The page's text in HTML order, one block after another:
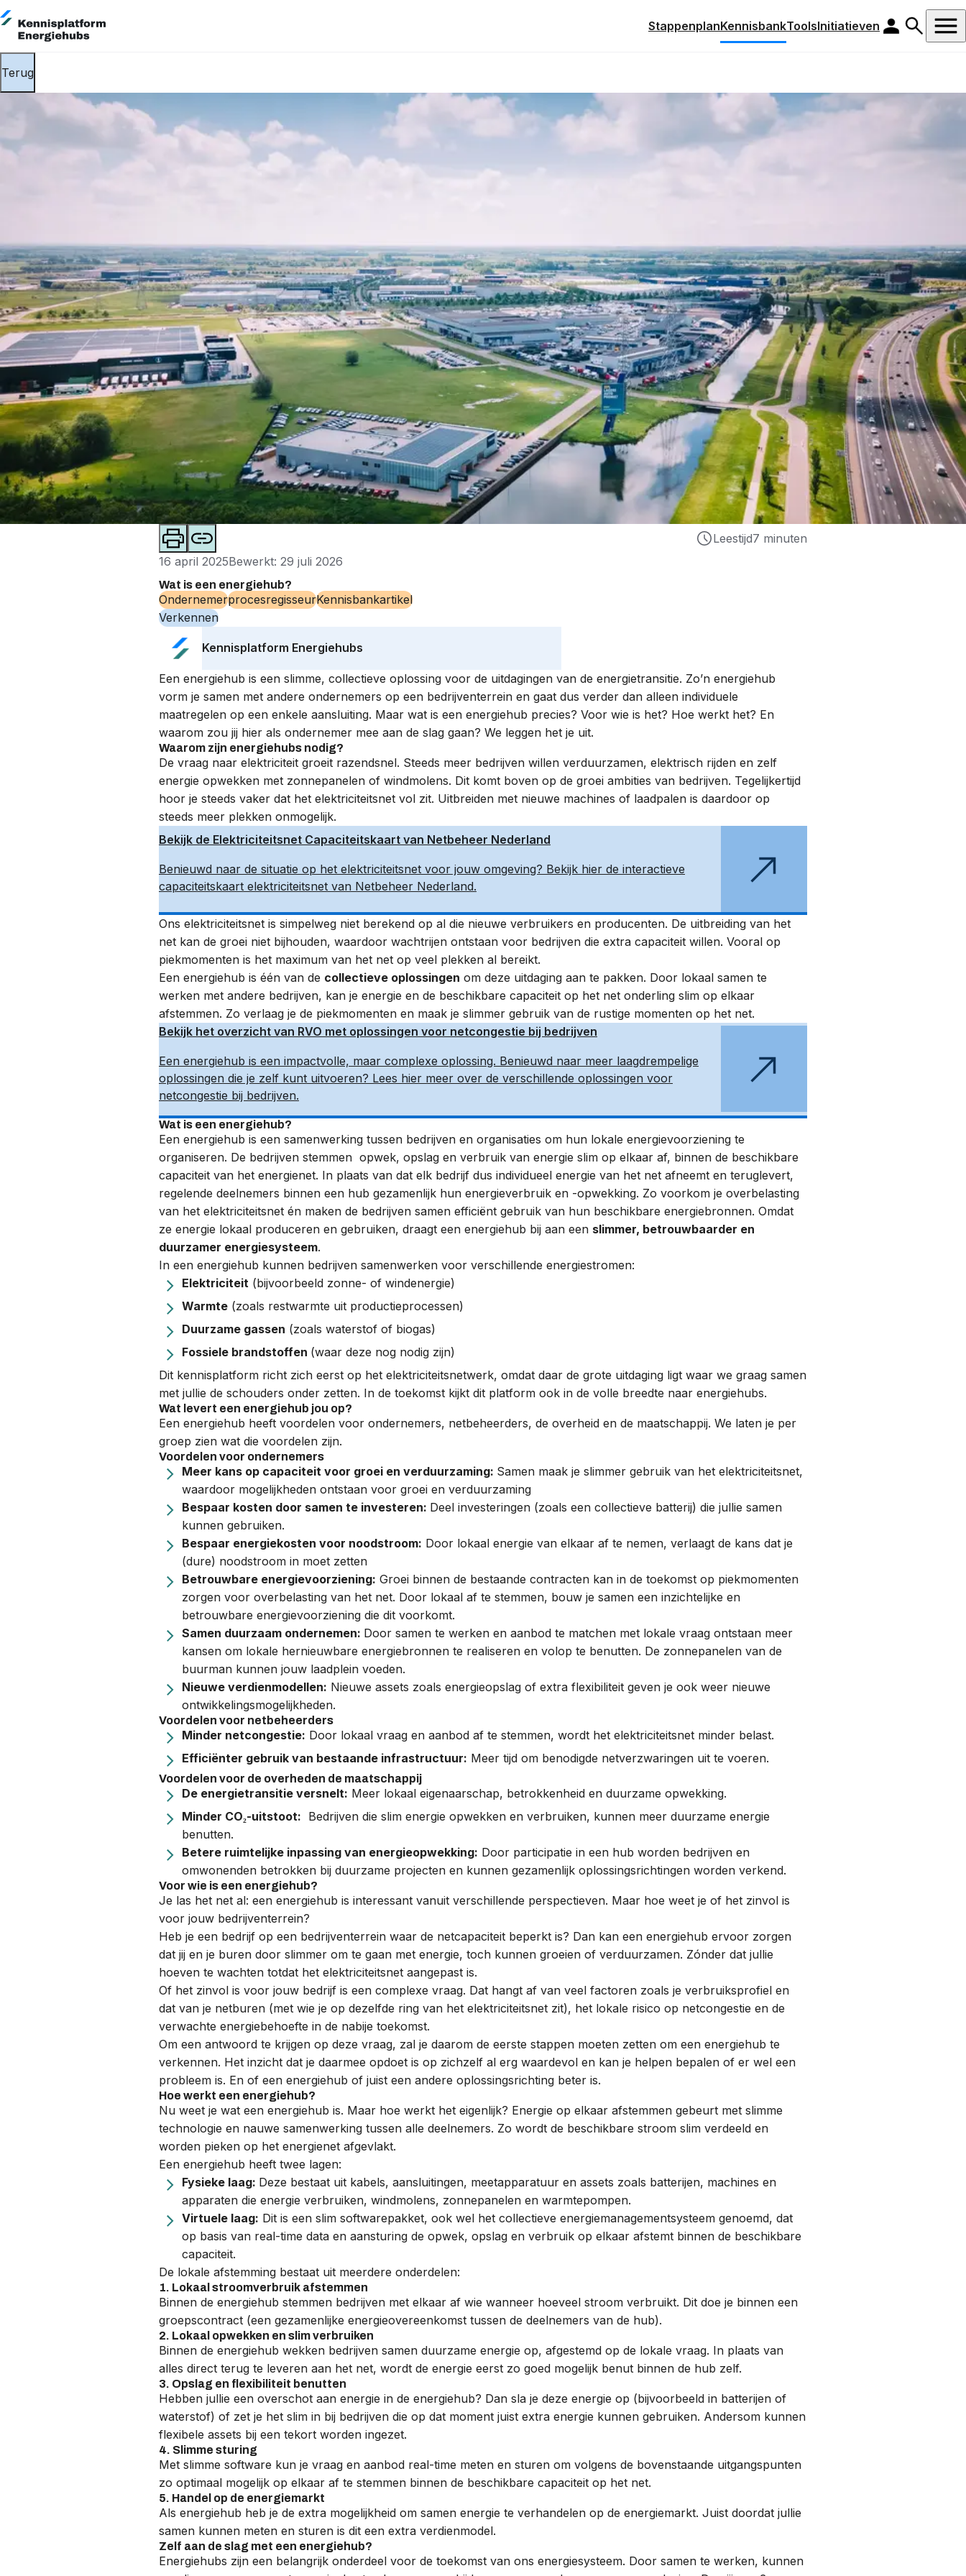
StappenplanKennisbankToolsInitiatieven
Terug
Leestijd7 minuten
16 april 2025Bewerkt: 29 juli 2026
Wat is een energiehub?
OndernemerprocesregisseurKennisbankartikel
Verkennen
Kennisplatform Energiehubs
Een energiehub is een slimme, collectieve oplossing voor de uitdagingen van de energietransitie. Zo’n energiehub
vorm je samen met andere ondernemers op een bedrijventerrein en gaat dus verder dan alleen individuele
maatregelen op een enkele aansluiting. Maar wat is een energiehub precies? Voor wie is het? Hoe werkt het? En
waarom zou jij hier als ondernemer mee aan de slag gaan? We leggen het je uit.
Waarom zijn energiehubs nodig?
De vraag naar elektriciteit groeit razendsnel. Steeds meer bedrijven willen verduurzamen, elektrisch rijden en zelf
energie opwekken met zonnepanelen of windmolens. Dit komt boven op de groei ambities van bedrijven. Tegelijkertijd
hoor je steeds vaker dat het elektriciteitsnet vol zit. Uitbreiden met nieuwe machines of laadpalen is daardoor op
steeds meer plekken onmogelijk.
Bekijk de Elektriciteitsnet Capaciteitskaart van Netbeheer Nederland
Benieuwd naar de situatie op het elektriciteitsnet voor jouw omgeving? Bekijk hier de interactieve
capaciteitskaart elektriciteitsnet van Netbeheer Nederland.
Ons elektriciteitsnet is simpelweg niet berekend op al die nieuwe verbruikers en producenten. De uitbreiding van het
net kan de groei niet bijhouden, waardoor wachtrijen ontstaan voor bedrijven die extra capaciteit willen. Vooral op
piekmomenten is het maximum van het net op veel plekken al bereikt.
Een energiehub is één van de collectieve oplossingen om deze uitdaging aan te pakken. Door lokaal samen te
werken met andere bedrijven, kan je energie en de beschikbare capaciteit op het net onderling slim op elkaar
afstemmen. Zo verlaag je de piekmomenten en maak je slimmer gebruik van de rustige momenten op het net.
Bekijk het overzicht van RVO met oplossingen voor netcongestie bij bedrijven
Een energiehub is een impactvolle, maar complexe oplossing. Benieuwd naar meer laagdrempelige
oplossingen die je zelf kunt uitvoeren? Lees hier meer over de verschillende oplossingen voor
netcongestie bij bedrijven.
Wat is een energiehub?
Een energiehub is een samenwerking tussen bedrijven en organisaties om hun lokale energievoorziening te
organiseren. De bedrijven stemmen opwek, opslag en verbruik van energie slim op elkaar af, binnen de beschikbare
capaciteit van het energienet. In plaats van dat elk bedrijf dus individueel energie van het net afneemt en teruglevert,
regelende deelnemers binnen een hub gezamenlijk hun energieverbruik en -opwekking. Zo voorkom je overbelasting
van het elektriciteitsnet én maken de bedrijven samen efficiënt gebruik van hun beschikbare energiebronnen. Omdat
ze energie lokaal produceren en gebruiken, draagt een energiehub bij aan een slimmer, betrouwbaarder en
duurzamer energiesysteem.
In een energiehub kunnen bedrijven samenwerken voor verschillende energiestromen:
Elektriciteit (bijvoorbeeld zonne- of windenergie)
Warmte (zoals restwarmte uit productieprocessen)
Duurzame gassen (zoals waterstof of biogas)
Fossiele brandstoffen (waar deze nog nodig zijn)
Dit kennisplatform richt zich eerst op het elektriciteitsnetwerk, omdat daar de grote uitdaging ligt waar we graag samen
met jullie de schouders onder zetten. In de toekomst kijkt dit platform ook in de volle breedte naar energiehubs.
Wat levert een energiehub jou op?
Een energiehub heeft voordelen voor ondernemers, netbeheerders, de overheid en de maatschappij. We laten je per
groep zien wat die voordelen zijn.
Voordelen voor ondernemers
Meer kans op capaciteit voor groei en verduurzaming: Samen maak je slimmer gebruik van het elektriciteitsnet,
waardoor mogelijkheden ontstaan voor groei en verduurzaming
Bespaar kosten door samen te investeren: Deel investeringen (zoals een collectieve batterij) die jullie samen
kunnen gebruiken.
Bespaar energiekosten voor noodstroom: Door lokaal energie van elkaar af te nemen, verlaagt de kans dat je
(dure) noodstroom in moet zetten
Betrouwbare energievoorziening: Groei binnen de bestaande contracten kan in de toekomst op piekmomenten
zorgen voor overbelasting van het net. Door lokaal af te stemmen, bouw je samen een inzichtelijke en
betrouwbare energievoorziening die dit voorkomt.
Samen duurzaam ondernemen: Door samen te werken en aanbod te matchen met lokale vraag ontstaan meer
kansen om lokale hernieuwbare energiebronnen te realiseren en volop te benutten. De zonnepanelen van de
buurman kunnen jouw laadplein voeden.
Nieuwe verdienmodellen: Nieuwe assets zoals energieopslag of extra flexibiliteit geven je ook weer nieuwe
ontwikkelingsmogelijkheden.
Voordelen voor netbeheerders
Minder netcongestie: Door lokaal vraag en aanbod af te stemmen, wordt het elektriciteitsnet minder belast.
Efficiënter gebruik van bestaande infrastructuur: Meer tijd om benodigde netverzwaringen uit te voeren.
Voordelen voor de overheden de maatschappij
De energietransitie versnelt: Meer lokaal eigenaarschap, betrokkenheid en duurzame opwekking.
Minder CO₂-uitstoot: Bedrijven die slim energie opwekken en verbruiken, kunnen meer duurzame energie
benutten.
Betere ruimtelijke inpassing van energieopwekking: Door participatie in een hub worden bedrijven en
omwonenden betrokken bij duurzame projecten en kunnen gezamenlijk oplossingsrichtingen worden verkend.
Voor wie is een energiehub?
Je las het net al: een energiehub is interessant vanuit verschillende perspectieven. Maar hoe weet je of het zinvol is
voor jouw bedrijventerrein?
Heb je een bedrijf op een bedrijventerrein waar de netcapaciteit beperkt is? Dan kan een energiehub ervoor zorgen
dat jij en je buren door slimmer om te gaan met energie, toch kunnen groeien of verduurzamen. Zónder dat jullie
hoeven te wachten totdat het elektriciteitsnet aangepast is.
Of het zinvol is voor jouw bedrijf is een complexe vraag. Dat hangt af van veel factoren zoals je verbruiksprofiel en
dat van je netburen (met wie je op dezelfde ring van het elektriciteitsnet zit), het lokale risico op netcongestie en de
verwachte energiebehoefte in de nabije toekomst.
Om een antwoord te krijgen op deze vraag, zal je daarom de eerste stappen moeten zetten om een energiehub te
verkennen. Het inzicht dat je daarmee opdoet is op zichzelf al erg waardevol en kan je helpen bepalen of er wel een
probleem is. En of een energiehub of juist een andere oplossingsrichting beter is.
Hoe werkt een energiehub?
Nu weet je wat een energiehub is. Maar hoe werkt het eigenlijk? Energie op elkaar afstemmen gebeurt met slimme
technologie en nauwe samenwerking tussen alle deelnemers. Zo wordt de beschikbare stroom slim verdeeld en
worden pieken op het energienet afgevlakt.
Een energiehub heeft twee lagen:
Fysieke laag: Deze bestaat uit kabels, aansluitingen, meetapparatuur en assets zoals batterijen, machines en
apparaten die energie verbruiken, windmolens, zonnepanelen en warmtepompen.
Virtuele laag: Dit is een slim softwarepakket, ook wel het collectieve energiemanagementsysteem genoemd, dat
op basis van real-time data en aansturing de opwek, opslag en verbruik op elkaar afstemt binnen de beschikbare
capaciteit.
De lokale afstemming bestaat uit meerdere onderdelen:
1. Lokaal stroomverbruik afstemmen
Binnen de energiehub stemmen bedrijven met elkaar af wie wanneer hoeveel stroom verbruikt. Dit doe je binnen een
groepscontract (een gezamenlijke energieovereenkomst tussen de deelnemers van de hub).
2. Lokaal opwekken en slim verbruiken
Binnen de energiehub wekken bedrijven samen duurzame energie op, afgestemd op de lokale vraag. In plaats van
alles direct terug te leveren aan het net, wordt de energie eerst zo goed mogelijk benut binnen de hub zelf.
3. Opslag en flexibiliteit benutten
Hebben jullie een overschot aan energie in de energiehub? Dan sla je deze energie op (bijvoorbeeld in batterijen of
waterstof) of zet je het slim in bij bedrijven die op dat moment juist extra energie kunnen gebruiken. Andersom kunnen
flexibele assets bij een tekort worden ingezet.
4. Slimme sturing
Met slimme software kun je vraag en aanbod real-time meten en sturen om volgens de bovenstaande uitgangspunten
zo optimaal mogelijk op elkaar af te stemmen binnen de beschikbare capaciteit op het net.
5. Handel op de energiemarkt
Als energiehub heb je de extra mogelijkheid om samen energie te verhandelen op de energiemarkt. Juist doordat jullie
samen kunnen meten en sturen is dit een extra verdienmodel.
Zelf aan de slag met een energiehub?
Energiehubs zijn een belangrijk onderdeel voor de toekomst van ons energiesysteem. Door samen te werken, kunnen